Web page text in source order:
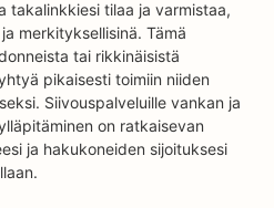
takalinkkiesi tilaa ja varmistaa,
merkityksellisinä. Tämä
tai rikkinäisistä
pikaisesti toimiin niiden
Siivouspalveluille vankan ja
on ratkaisevan
ja hakukoneiden sijoituksesi